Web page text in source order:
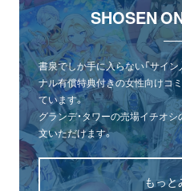
SHOSEN
書泉でしか手に入らない「サイン
ナル有償特典付きの女性向けコ
ています。
グランデ・タワーの売場イチオ
文いただけます。
もっと